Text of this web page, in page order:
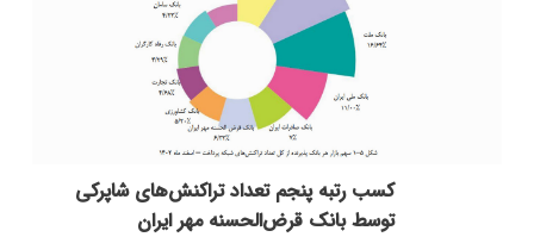
کسب رتبه پنجم تعداد تراکنش‌های شاپرکی
توسط بانک قرض‌الحسنه مهر ایران